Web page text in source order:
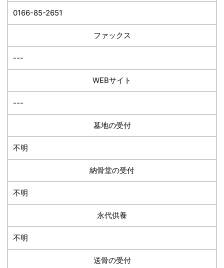
0166-85-2651
ファックス
---
WEBサイト
---
墓地の受付
不明
納骨堂の受付
不明
永代供養
不明
送骨の受付